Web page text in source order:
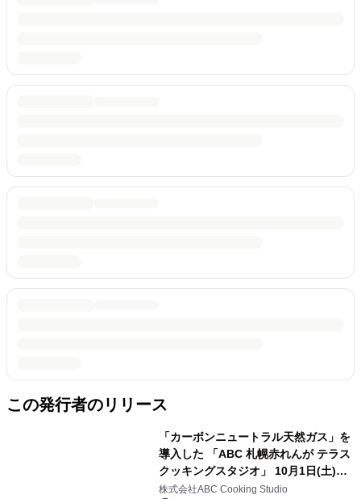
この発行者のリリース
「カーボンニュートラル天然ガス」を
導入した 「ABC 札幌赤れんが テラス
クッキングスタジオ」 10月1日(土)リ
ニューアルオープン
株式会社ABC Cooking Studio